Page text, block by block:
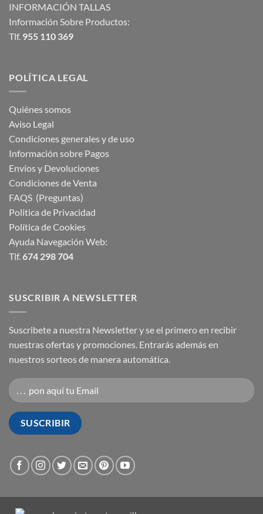
INFORMACIÓN TALLAS
Información Sobre Productos:
Tlf. 955 110 369
POLÍTICA LEGAL
Quiénes somos
Aviso Legal
Condiciones generales y de uso
Información sobre Pagos
Envíos y Devoluciones
Condiciones de Venta
FAQS (Preguntas)
Politica de Privacidad
Política de Cookies
Ayuda Navegación Web:
Tlf.674 298 704
SUSCRIBIR A NEWSLETTER
Suscribete a nuestra Newsletter y se el primero en recibir
nuestras ofertas y promociones. Entrarás además en
nuestros sorteos de manera automática.